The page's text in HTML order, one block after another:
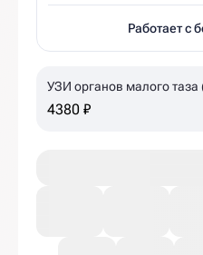
Работает с
УЗИ органов малого таза
4380 ₽